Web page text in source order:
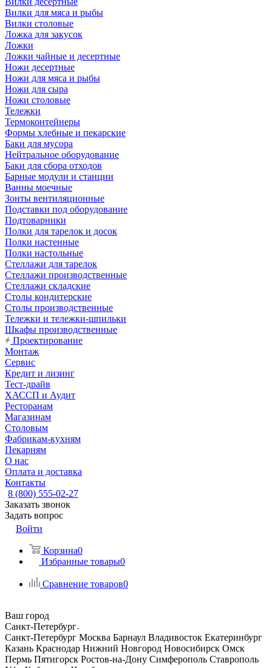
Вилки для мяса и рыбы
Вилки столовые
Ложка для закусок
Ложки
Ложки чайные и десертные
Ножи десертные
Ножи для мяса и рыбы
Ножи для сыра
Ножи столовые
Тележки
Термоконтейнеры
Формы хлебные и пекарские
Баки для мусора
Нейтральное оборудование
Баки для сбора отходов
Барные модули и станции
Ванны моечные
Зонты вентиляционные
Подставки под оборудование
Подтоварники
Полки для тарелок и досок
Полки настенные
Полки настольные
Стеллажи для тарелок
Стеллажи производственные
Стеллажи складские
Столы кондитерские
Столы производственные
Тележки и тележки-шпильки
Шкафы производственные
Проектирование
Монтаж
Сервис
Кредит и лизинг
Тест-драйв
ХАССП и Аудит
Ресторанам
Магазинам
Столовым
Фабрикам-кухням
Пекарням
О нас
Оплата и доставка
Контакты
8 (800) 555-02-27
Заказать звонок
Задать вопрос
Войти
Корзина0
Избранные товары0
Сравнение товаров0
Ваш город
Санкт-Петербург
Санкт-Петербург Москва Барнаул Владивосток Екатеринбург
Казань Краснодар Нижний Новгород Новосибирск Омск
Пермь Пятигорск Ростов-на-Дону Симферополь Ставрополь